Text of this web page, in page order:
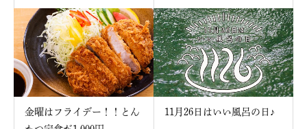
金曜はフライデー！！とん
11月26日はいい風呂の日♪